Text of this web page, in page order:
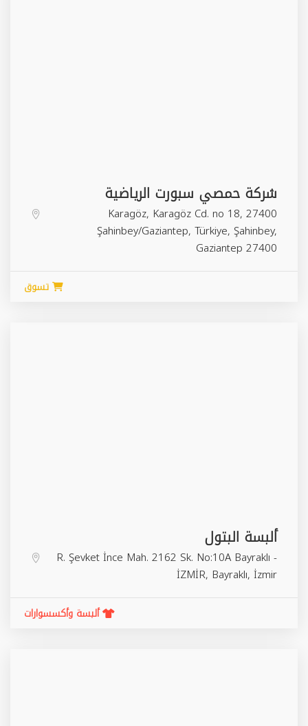
شركة حمصي سبورت الرياضية
Karagöz, Karagöz Cd. no 18, 27400
Şahinbey/Gaziantep, Türkiye, Şahinbey,
Gaziantep 27400
تسوق
ألبسة البتول
R. Şevket İnce Mah. 2162 Sk. No:10A Bayraklı -
İZMİR, Bayraklı, İzmir
ألبسة وأكسسوارات